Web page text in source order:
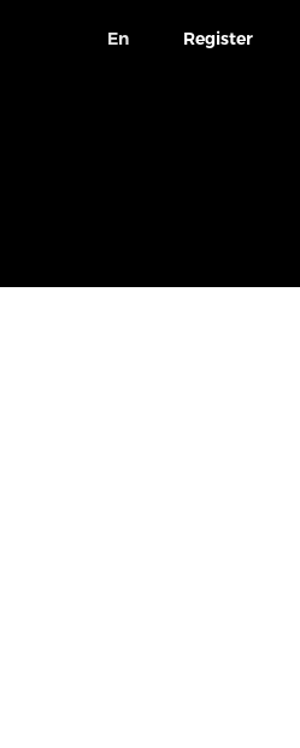
En Register